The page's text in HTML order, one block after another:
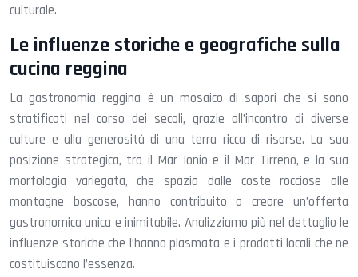
culturale.
Le influenze storiche e geografiche sulla
cucina reggina
La gastronomia reggina è un mosaico di sapori che si sono
stratificati nel corso dei secoli, grazie all’incontro di diverse
culture e alla generosità di una terra ricca di risorse. La sua
posizione strategica, tra il Mar Ionio e il Mar Tirreno, e la sua
morfologia variegata, che spazia dalle coste rocciose alle
montagne boscose, hanno contribuito a creare un’offerta
gastronomica unica e inimitabile. Analizziamo più nel dettaglio le
influenze storiche che l’hanno plasmata e i prodotti locali che ne
costituiscono l’essenza.